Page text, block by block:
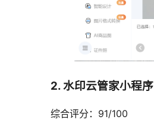
2. 水印云管家小程序
综合评分：91/100